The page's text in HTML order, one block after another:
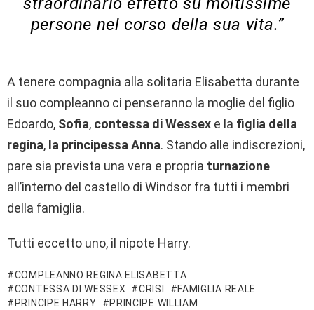
persone nel corso della sua vita.”
A tenere compagnia alla solitaria Elisabetta durante
il suo compleanno ci penseranno la moglie del figlio
Edoardo, Sofia, contessa di Wessex e la figlia della
regina, la principessa Anna. Stando alle indiscrezioni,
pare sia prevista una vera e propria turnazione
all’interno del castello di Windsor fra tutti i membri
della famiglia.
Tutti eccetto uno, il nipote Harry.
COMPLEANNO REGINA ELISABETTA
CONTESSA DI WESSEX
CRISI
FAMIGLIA REALE
PRINCIPE HARRY
PRINCIPE WILLIAM